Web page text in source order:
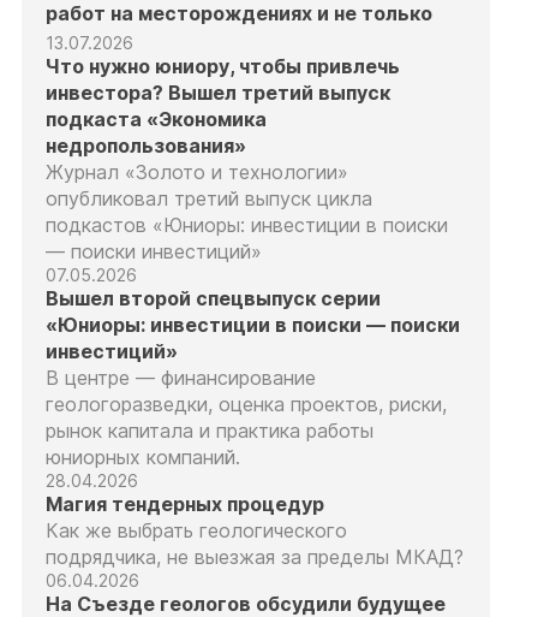
работ на месторождениях и не только
13.07.2026
Что нужно юниору, чтобы привлечь
инвестора? Вышел третий выпуск
подкаста «Экономика
недропользования»
Журнал «Золото и технологии»
опубликовал третий выпуск цикла
подкастов «Юниоры: инвестиции в поиски
— поиски инвестиций»
07.05.2026
Вышел второй спецвыпуск серии
«Юниоры: инвестиции в поиски — поиски
инвестиций»
В центре — финансирование
геологоразведки, оценка проектов, риски,
рынок капитала и практика работы
юниорных компаний.
28.04.2026
Магия тендерных процедур
Как же выбрать геологического
подрядчика, не выезжая за пределы МКАД?
06.04.2026
На Съезде геологов обсудили будущее